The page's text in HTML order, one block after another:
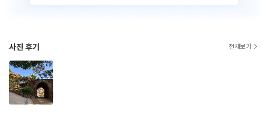
사진 후기 전체보기